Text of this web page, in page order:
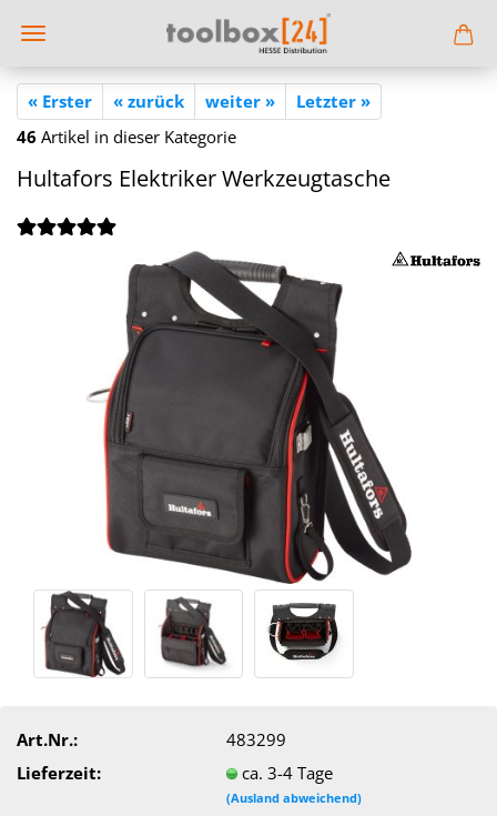
« Erster « zurück weiter »
Letzter »
46 Artikel in dieser Kategorie
Hul­ta­fors Elek­tri­ker Werk­zeug­ta­sche
Art.Nr.:
483299
Lieferzeit:
ca. 3-4 Tage
(Ausland abweichend)